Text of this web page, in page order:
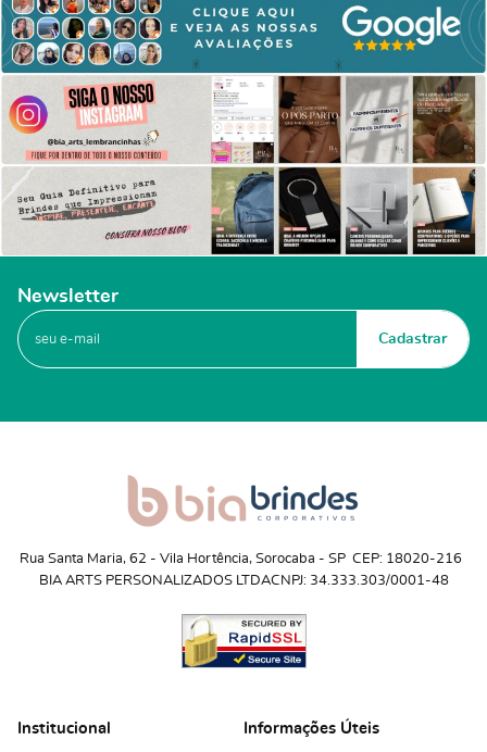
Newsletter
Cadastrar
Rua Santa Maria, 62 - Vila Hortência, Sorocaba - SP CEP: 18020-216
BIA ARTS PERSONALIZADOS LTDACNPJ: 34.333.303/0001-48
Institucional Informações Úteis